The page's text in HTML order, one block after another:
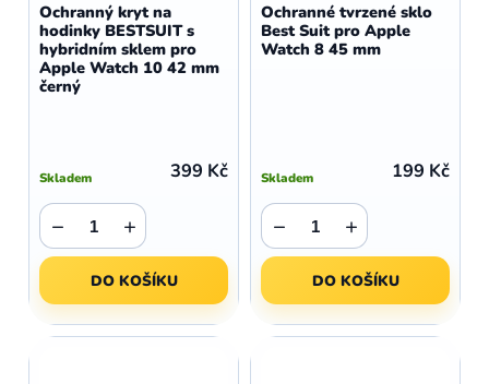
Ochranný kryt na
hodinky BESTSUIT s
hybridním sklem pro
Apple Watch 10 42 mm
černý
Skladem 399 Kč
+
−
DO KOŠÍKU
Ochranné tvrzené sklo
Best Suit pro Apple
Watch 8 45 mm
Skladem 199 Kč
+
−
DO KOŠÍKU